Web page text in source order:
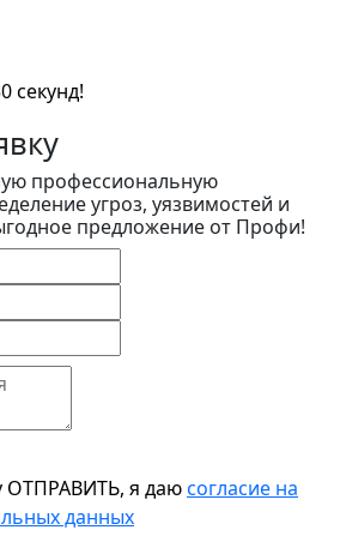
секунд!
профессиональную
угроз, уязвимостей и
предложение от Профи!
ОТПРАВИТЬ, я даюсогласие на
данных